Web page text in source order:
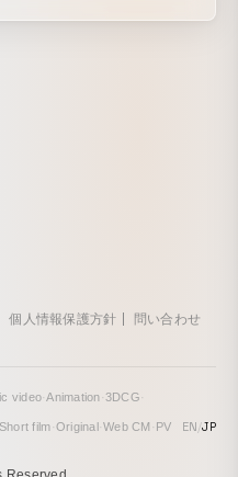
個人情報保護方針 問い合わせ
video·Animation·3DCG·
Short film·Original ·Web CM · PV EN/JP